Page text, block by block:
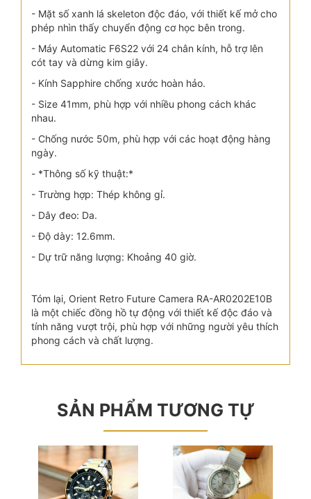
- Mặt số xanh lá skeleton độc đáo, với thiết kế mở cho
phép nhìn thấy chuyển động cơ học bên trong.
- Máy Automatic F6S22 với 24 chân kính, hỗ trợ lên
cót tay và dừng kim giây.
- Kính Sapphire chống xước hoàn hảo.
- Size 41mm, phù hợp với nhiều phong cách khác
nhau.
- Chống nước 50m, phù hợp với các hoạt động hàng
ngày.
- *Thông số kỹ thuật:*
- Trường hợp: Thép không gỉ.
- Dây đeo: Da.
- Độ dày: 12.6mm.
- Dự trữ năng lượng: Khoảng 40 giờ.
Tóm lại, Orient Retro Future Camera RA-AR0202E10B
là một chiếc đồng hồ tự động với thiết kế độc đáo và
tính năng vượt trội, phù hợp với những người yêu thích
phong cách và chất lượng.
SẢN PHẨM TƯƠNG TỰ